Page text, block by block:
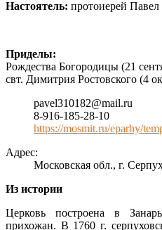
Настоятель: протоиерей
Приделы:
Рождества Богородицы (21
свт. Димитрия Ростовского (4
pavel310182@mail.ru
8-916-185-28-10
https://mosmit.ru/eparhy/
Адрес:
Московская обл., г.
Из истории
Церковь построена в
прихожан. В 1760 г.